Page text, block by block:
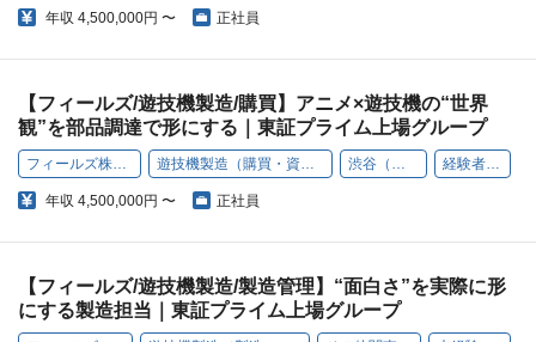
年収 4,500,000円 〜 正社員
【フィールズ/遊技機製造/購買】アニメ×遊技機の“世界
観”を部品調達で形にする｜東証プライム上場グループ
フィールズ株式会社 遊技機製造（購買・資材管理） 渋谷（本社） 経験者歓迎
年収 4,500,000円 〜 正社員
【フィールズ/遊技機製造/製造管理】“面白さ”を実際に形
にする製造担当｜東証プライム上場グループ